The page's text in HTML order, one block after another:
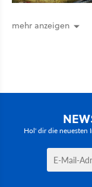
mehr anzeigen
Hol' dir die neuesten